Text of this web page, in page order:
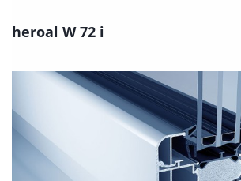
heroal W 72 i